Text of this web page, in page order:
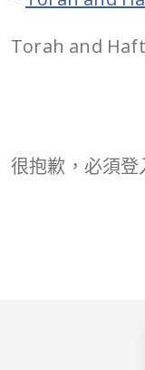
Torah and
很抱歉，必須登